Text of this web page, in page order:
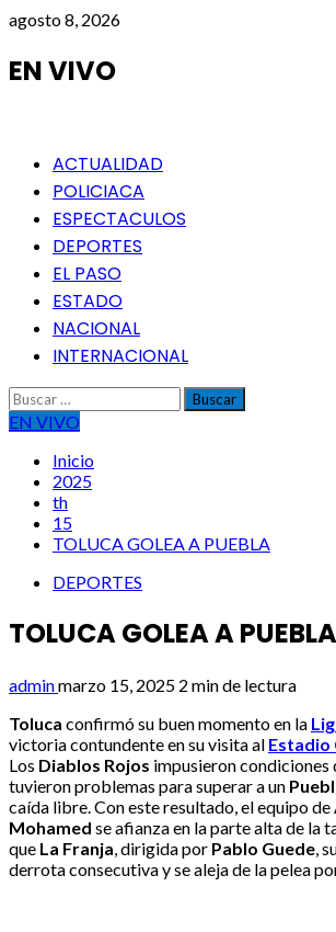
Saltar
contenido
agosto 8, 2026
EN VIVO
Menú
principal
ACTUALIDAD
POLICIACA
ESPECTACULOS
DEPORTES
EL PASO
ESTADO
NACIONAL
INTERNACIONAL
Buscar:
EN VIVO
Inicio
2025
th
15
TOLUCA GOLEA A PUEBLA
DEPORTES
TOLUCA GOLEA A PUEBLA
adminmarzo 15, 2025 2 min de lectura
Toluca confirmó su buen momento en la
victoria contundente en su visita al Estadio
Los Diablos Rojos impusieron condiciones
tuvieron problemas para superar a un
caída libre. Con este resultado, el equipo de
Mohamed se afianza en la parte alta de la
que La Franja , dirigida por Pablo Guede ,
derrota consecutiva y se aleja de la pelea